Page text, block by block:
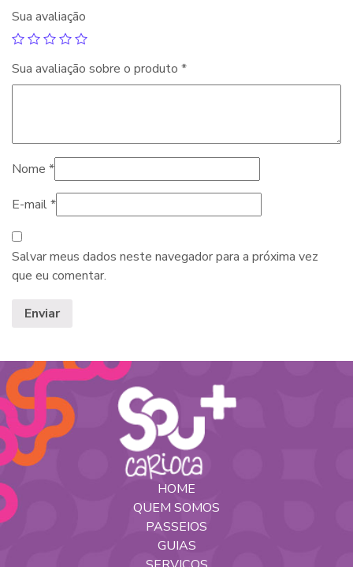
Sua avaliação
Sua avaliação sobre o produto *
Nome *
E-mail*
Salvar meus dados neste navegador para a próxima vez
que eu comentar.
HOME
QUEM SOMOS
PASSEIOS
GUIAS